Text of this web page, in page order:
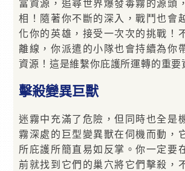
富資源，追尋世界爆發毒霧的源頭
相！隨著你不斷的深入，戰鬥也會
化你的英雄，接受一次次的挑戰！
離線，你派遣的小隊也會持續為你
資源！這是維繫你庇護所運轉的重要
擊殺變異巨獸
迷霧中充滿了危險，但同時也全是
霧深處的巨型變異獸在伺機而動，
所庇護所簡直易如反掌。你一定要
前就找到它們的巢穴將它們擊殺，